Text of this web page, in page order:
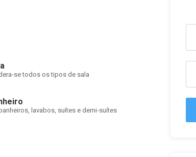
se todos os tipos de sala
lavabos, suítes e demi-suítes